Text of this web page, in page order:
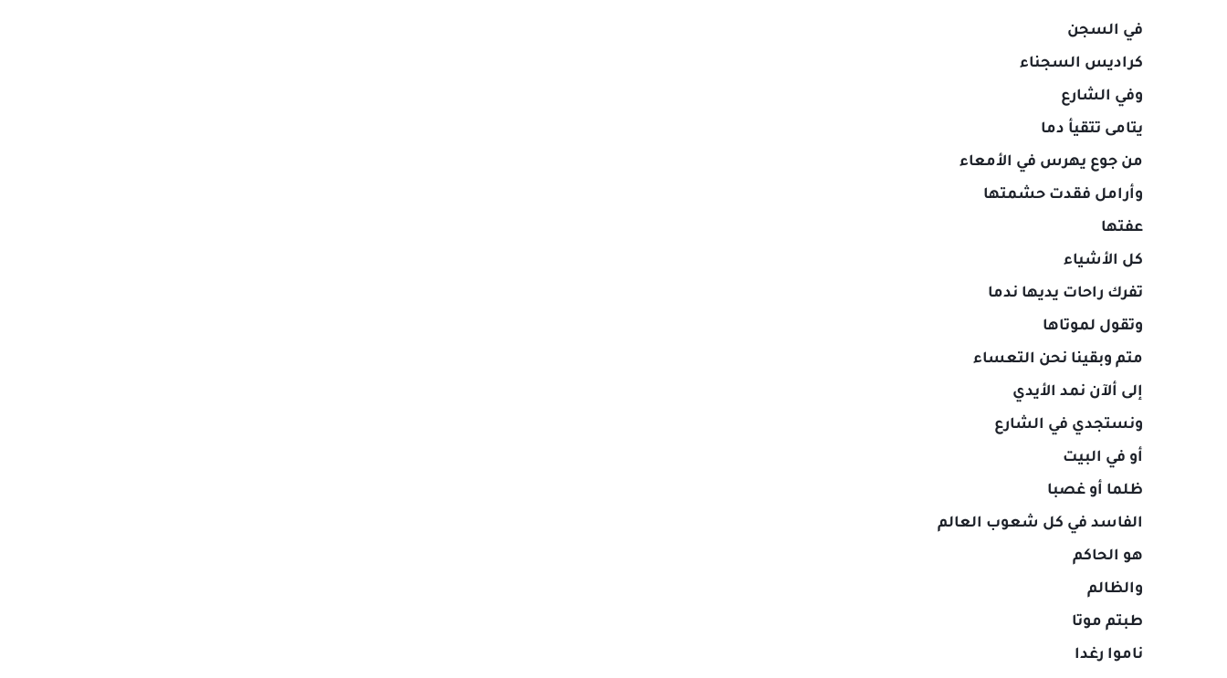
في السجن
كراديس السجناء
وفي الشارع
يتامى تتقيأ دما
من جوع يهرس في الأمعاء
وأرامل فقدت حشمتها
عفتها
كل الأشياء
تفرك راحات يديها ندما
وتقول لموتاها
متم وبقينا نحن التعساء
إلى ألآن نمد الأيدي
ونستجدي في الشارع
أو في البيت
ظلما أو غصبا
الفاسد في كل شعوب العالم
هو الحاكم
والظالم
طبتم موتا
ناموا رغدا